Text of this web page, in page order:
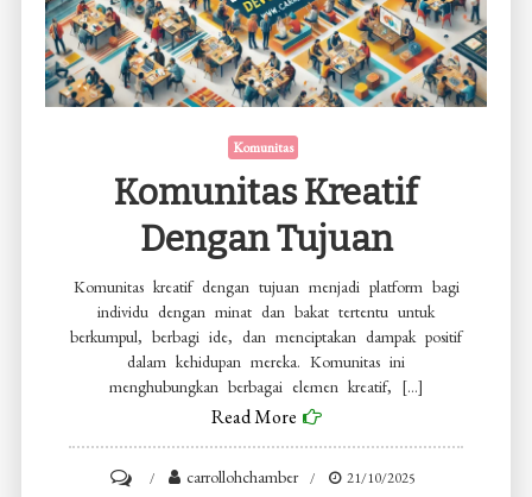
Komunitas
Komunitas Kreatif
Dengan Tujuan
Komunitas kreatif dengan tujuan menjadi platform bagi
individu dengan minat dan bakat tertentu untuk
berkumpul, berbagi ide, dan menciptakan dampak positif
dalam kehidupan mereka. Komunitas ini
menghubungkan berbagai elemen kreatif, […]
Read More
carrollohchamber 21/10/2025